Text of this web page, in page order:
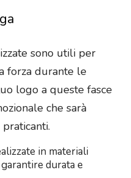
sono utili per
forza durante le
logo a queste fasce
che sarà
in materiali
durata e